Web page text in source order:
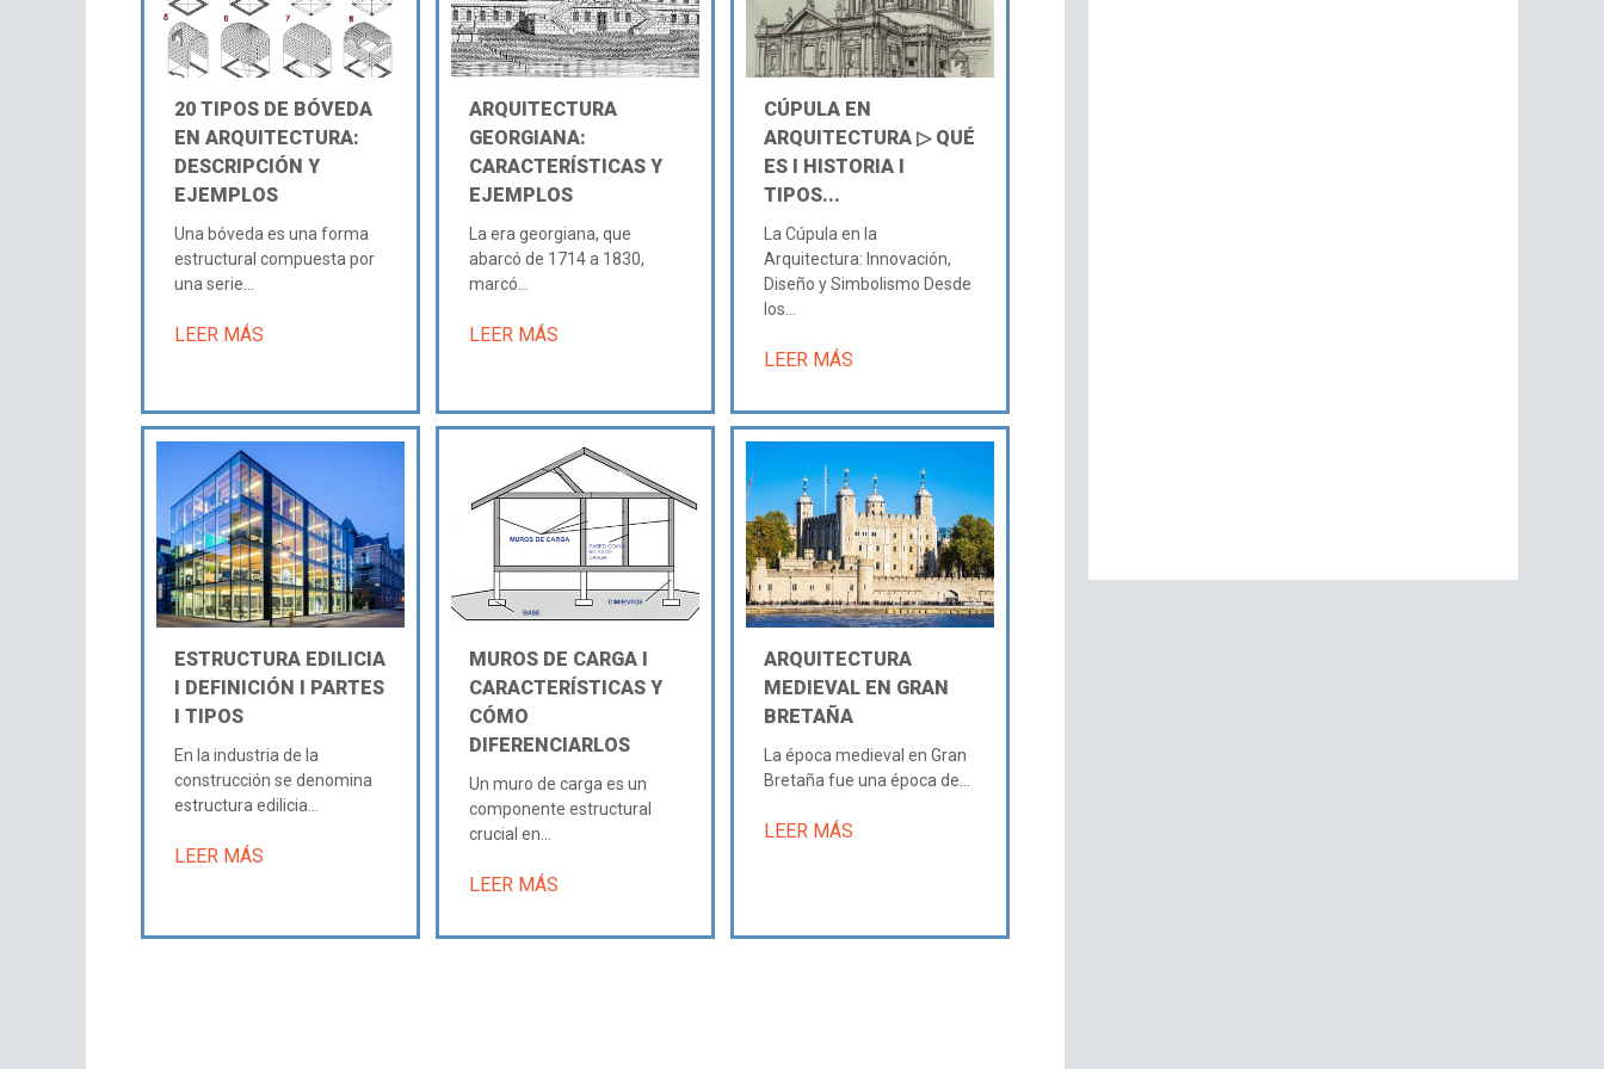
20 TIPOS DE BÓVEDA
EN ARQUITECTURA:
DESCRIPCIÓN Y
EJEMPLOS
Una bóveda es una forma
estructural compuesta por
una serie...
LEER MÁS
ARQUITECTURA
GEORGIANA:
CARACTERÍSTICAS Y
EJEMPLOS
La era georgiana, que
abarcó de 1714 a 1830,
marcó...
LEER MÁS
CÚPULA EN
ARQUITECTURA ▷ QUÉ
ES Ι HISTORIA Ι
TIPOS...
La Cúpula en la
Arquitectura: Innovación,
Diseño y Simbolismo Desde
los...
LEER MÁS
ESTRUCTURA EDILICIA
Ι DEFINICIÓN Ι PARTES
Ι TIPOS
En la industria de la
construcción se denomina
estructura edilicia...
LEER MÁS
MUROS DE CARGA Ι
CARACTERÍSTICAS Y
CÓMO
DIFERENCIARLOS
Un muro de carga es un
componente estructural
crucial en...
LEER MÁS
ARQUITECTURA
MEDIEVAL EN GRAN
BRETAÑA
La época medieval en Gran
Bretaña fue una época de...
LEER MÁS